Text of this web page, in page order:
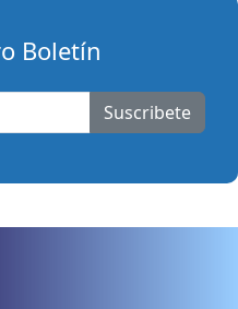
Boletín
Suscribete